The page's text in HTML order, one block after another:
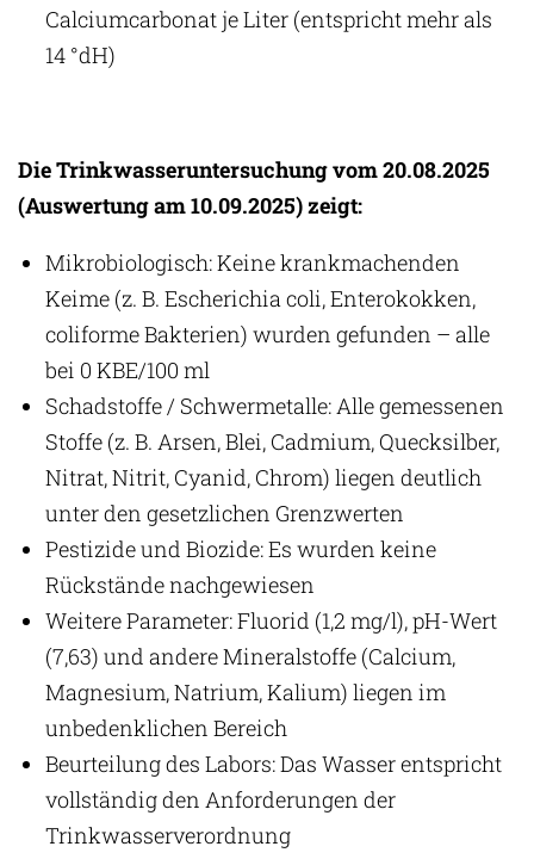
Calciumcarbonat je Liter (entspricht mehr als
14 °dH)
Die Trinkwasseruntersuchung vom 20.08.2025
(Auswertung am 10.09.2025) zeigt:
Mikrobiologisch: Keine krankmachenden
Keime (z. B. Escherichia coli, Enterokokken,
coliforme Bakterien) wurden gefunden – alle
bei 0 KBE/100 ml
Schadstoffe / Schwermetalle: Alle gemessenen
Stoffe (z. B. Arsen, Blei, Cadmium, Quecksilber,
Nitrat, Nitrit, Cyanid, Chrom) liegen deutlich
unter den gesetzlichen Grenzwerten
Pestizide und Biozide: Es wurden keine
Rückstände nachgewiesen
Weitere Parameter: Fluorid (1,2 mg/l), pH-Wert
(7,63) und andere Mineralstoffe (Calcium,
Magnesium, Natrium, Kalium) liegen im
unbedenklichen Bereich
Beurteilung des Labors: Das Wasser entspricht
vollständig den Anforderungen der
Trinkwasserverordnung